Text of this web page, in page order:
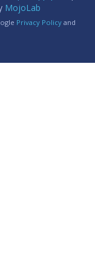
MojoLab
Privacy Policyand